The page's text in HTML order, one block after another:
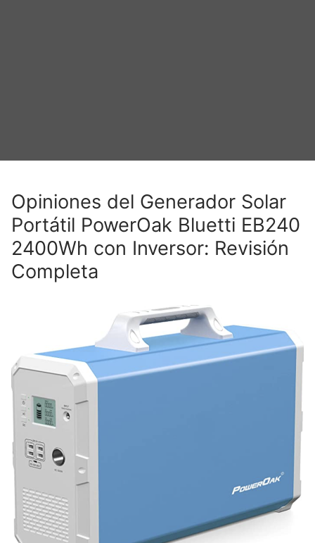
Opiniones del Generador Solar
Portátil PowerOak Bluetti EB240
2400Wh con Inversor: Revisión
Completa